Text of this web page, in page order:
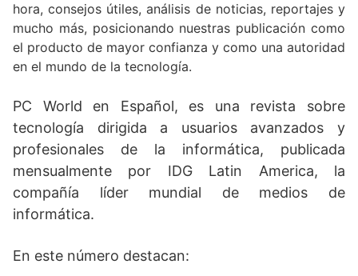
hora, consejos útiles, análisis de noticias, reportajes y
mucho más, posicionando nuestras publicación como
el producto de mayor confianza y como una autoridad
en el mundo de la tecnología.
PC World en Español, es una revista sobre
tecnología dirigida a usuarios avanzados y
profesionales de la informática, publicada
mensualmente por IDG Latin America, la
compañía líder mundial de medios de
informática.
En este número destacan: